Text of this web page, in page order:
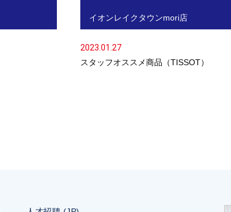
イオンレイクタウンmori店
2023.01.27
スタッフオススメ商品（TISSOT）